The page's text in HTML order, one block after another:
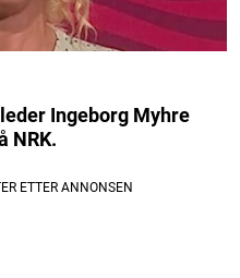
Ingeborg Myhre
NRK.